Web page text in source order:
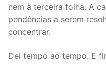
nem à terceira folha. A
pendências a serem
concentrar.
Dei tempo ao tempo. E